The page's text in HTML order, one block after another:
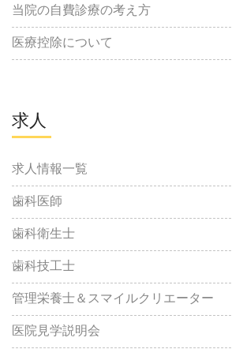
当院の自費診療の考え方
医療控除について
求人
求人情報一覧
歯科医師
歯科衛生士
歯科技工士
管理栄養士＆スマイルクリエーター
医院見学説明会